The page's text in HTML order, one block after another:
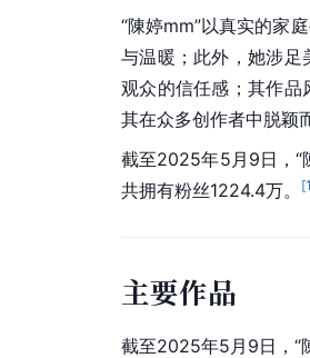
“陳婷mm”以真实的家
与温暖；此外，她涉足
观众的信任感；其作品
其在众多创作者中脱颖
截至2025年5月9日，“
共拥有粉丝1224.4万。
[
主要作品
截至2025年5月9日，“